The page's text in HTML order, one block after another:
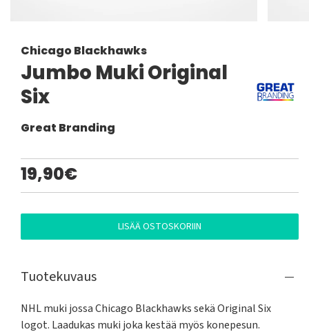
Chicago Blackhawks
Jumbo Muki Original
Six
Great Branding
19,90€
LISÄÄ OSTOSKORIIN
Tuotekuvaus
NHL muki jossa Chicago Blackhawks sekä Original Six
logot. Laadukas muki joka kestää myös konepesun.